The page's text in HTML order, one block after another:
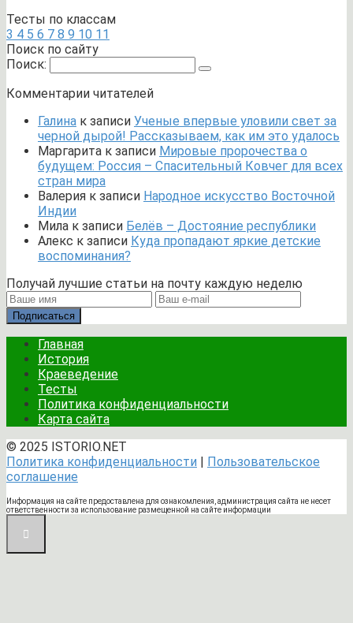
Тесты по классам
3 4 5 6 7 8 9 10 11
Поиск по сайту
Поиск:
Комментарии читателей
Галина к записи Ученые впервые уловили свет за
черной дырой! Рассказываем, как им это удалось
Маргарита к записи Мировые пророчества о
будущем: Россия – Спасительный Ковчег для всех
стран мира
Валерия к записи Народное искусство Восточной
Индии
Мила к записи Белёв – Достояние республики
Алекс к записи Куда пропадают яркие детские
воспоминания?
Получай лучшие статьи на почту каждую неделю
Подписаться
Главная
История
Краеведение
Тесты
Политика конфиденциальности
Карта сайта
© 2025 ISTORIO.NET
Политика конфиденциальности | Пользовательское
соглашение
Информация на сайте предоставлена для ознакомления, администрация сайта не несет
ответственности за использование размещенной на сайте информации